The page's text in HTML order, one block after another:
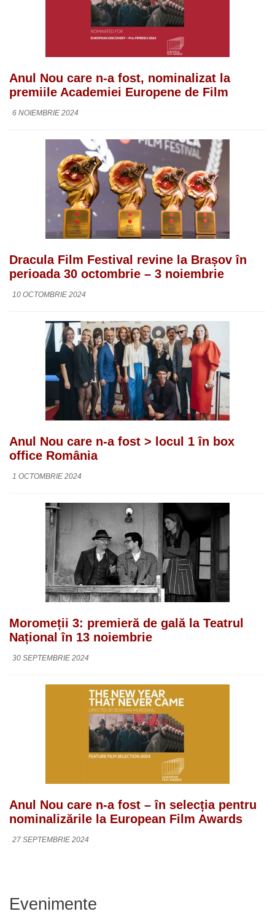
Anul Nou care n-a fost, nominalizat la
premiile Academiei Europene de Film
6 NOIEMBRIE 2024
Dracula Film Festival revine la Brașov în
perioada 30 octombrie – 3 noiembrie
10 OCTOMBRIE 2024
Anul Nou care n-a fost > locul 1 în box
office România
1 OCTOMBRIE 2024
Moromeții 3: premieră de gală la Teatrul
Național în 13 noiembrie
30 SEPTEMBRIE 2024
Anul Nou care n-a fost – în selecția pentru
nominalizările la European Film Awards
27 SEPTEMBRIE 2024
Evenimente